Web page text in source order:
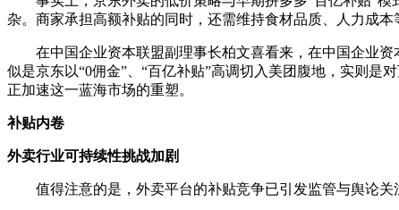
杂。商家承担高额补贴的同时，还需维持食材品质、人力成本
在中国企业资本联盟副理事长柏文喜看来，在中国企业资
似是京东以“0佣金”、“百亿补贴”高调切入美团腹地，实则是
正加速这一蓝海市场的重塑。
补贴内卷
外卖行业可持续性挑战加剧
值得注意的是，外卖平台的补贴竞争已引发监管与舆论关